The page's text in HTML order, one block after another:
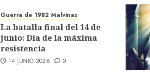
Guerra de 1982 Malvinas
La batalla final del 14 de
junio: Día de la máxima
resistencia
14 JUNIO 2026 0